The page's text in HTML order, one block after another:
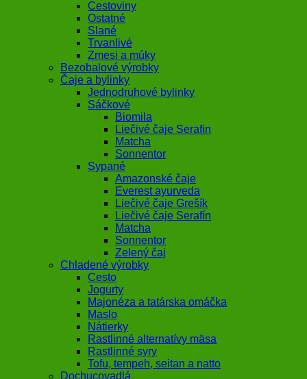
Cestoviny
Ostatné
Slané
Trvanlivé
Zmesi a múky
Bezobalové výrobky
Čaje a bylinky
Jednodruhové bylinky
Sáčkové
Biomila
Liečivé čaje Serafin
Matcha
Sonnentor
Sypané
Amazonské čaje
Everest ayurveda
Liečivé čaje Grešík
Liečivé čaje Serafín
Matcha
Sonnentor
Zelený čaj
Chladené výrobky
Cesto
Jogurty
Majonéza a tatárska omáčka
Maslo
Nátierky
Rastlinné alternatívy mäsa
Rastlinné syry
Tofu, tempeh, seitan a natto
Dochucovadlá